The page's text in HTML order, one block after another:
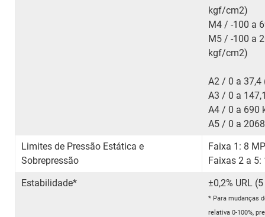
kgf/cm2)
M4 / -100 a
M5 / -100 a
kgf/cm2
A2 / 0 a 37,4
A3 / 0 a
A4 / 0 a 690
A5 / 0 a
Limites de Pressão Estática e
Sobrepressão
Faixa 1: 8
Faixas 2 a
Estabilidade*
±0,2%
* Para mudanças
relativa 0-100%,